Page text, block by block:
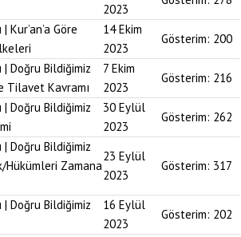
2023
Kur’an’a Göre
14 Ekim
2023
Gösterim: 200
| Doğru Bildiğimiz
Tilavet Kavramı
7 Ekim
2023
Gösterim: 216
| Doğru Bildiğimiz
30 Eylül
2023
Gösterim: 262
| Doğru Bildiğimiz
Hükümleri Zamana
23 Eylül
2023
Gösterim: 317
| Doğru Bildiğimiz
16 Eylül
2023
Gösterim: 202